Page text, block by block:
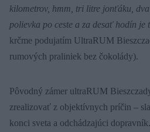
kilometrov, hmm, tri litre jonťáku,
polievka po ceste a za desať hodín je
krčme podujatím UltraRUM
rumových praliniek bez čokolády).
Pôvodný zámer ultraRUM
zrealizovať z objektívnych príčin –
konci sveta a odchádzajúci